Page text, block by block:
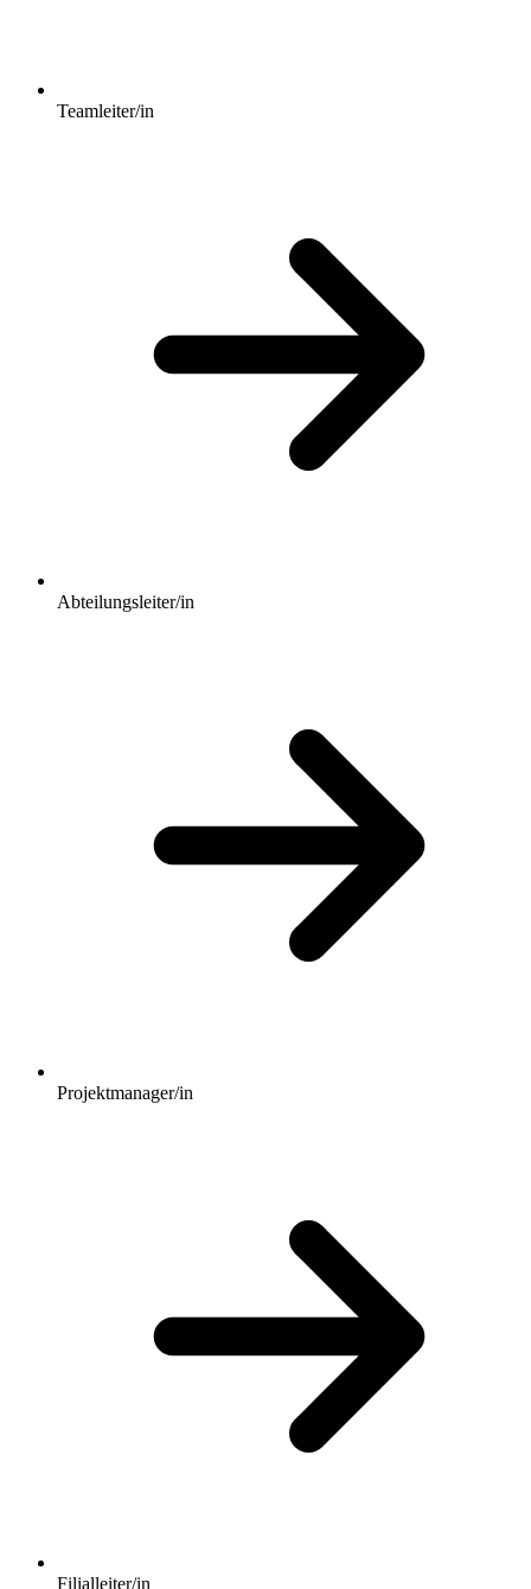
Teamleiter/in
Abteilungsleiter/in
Projektmanager/in
Filialleiter/in